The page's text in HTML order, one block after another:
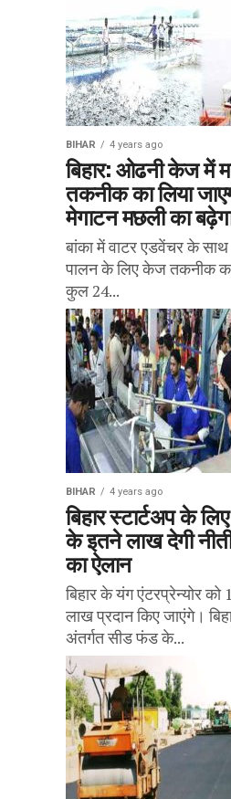
BIHAR 4 years ago
बिहार: ओढनी केज में
तकनीक का लिया
मेगाटन मछली का
बांका में वाटर एडवेंचर के
पालन के लिए केज तकनीक का
कुल 24...
BIHAR 4 years ago
बिहार स्टार्टअप के
के इतने लाख देगी
का ऐलान
बिहार के यंग एंटरप्रेन्योर
लाख प्रदान किए जाएंगे।
अंतर्गत सीड फंड के...